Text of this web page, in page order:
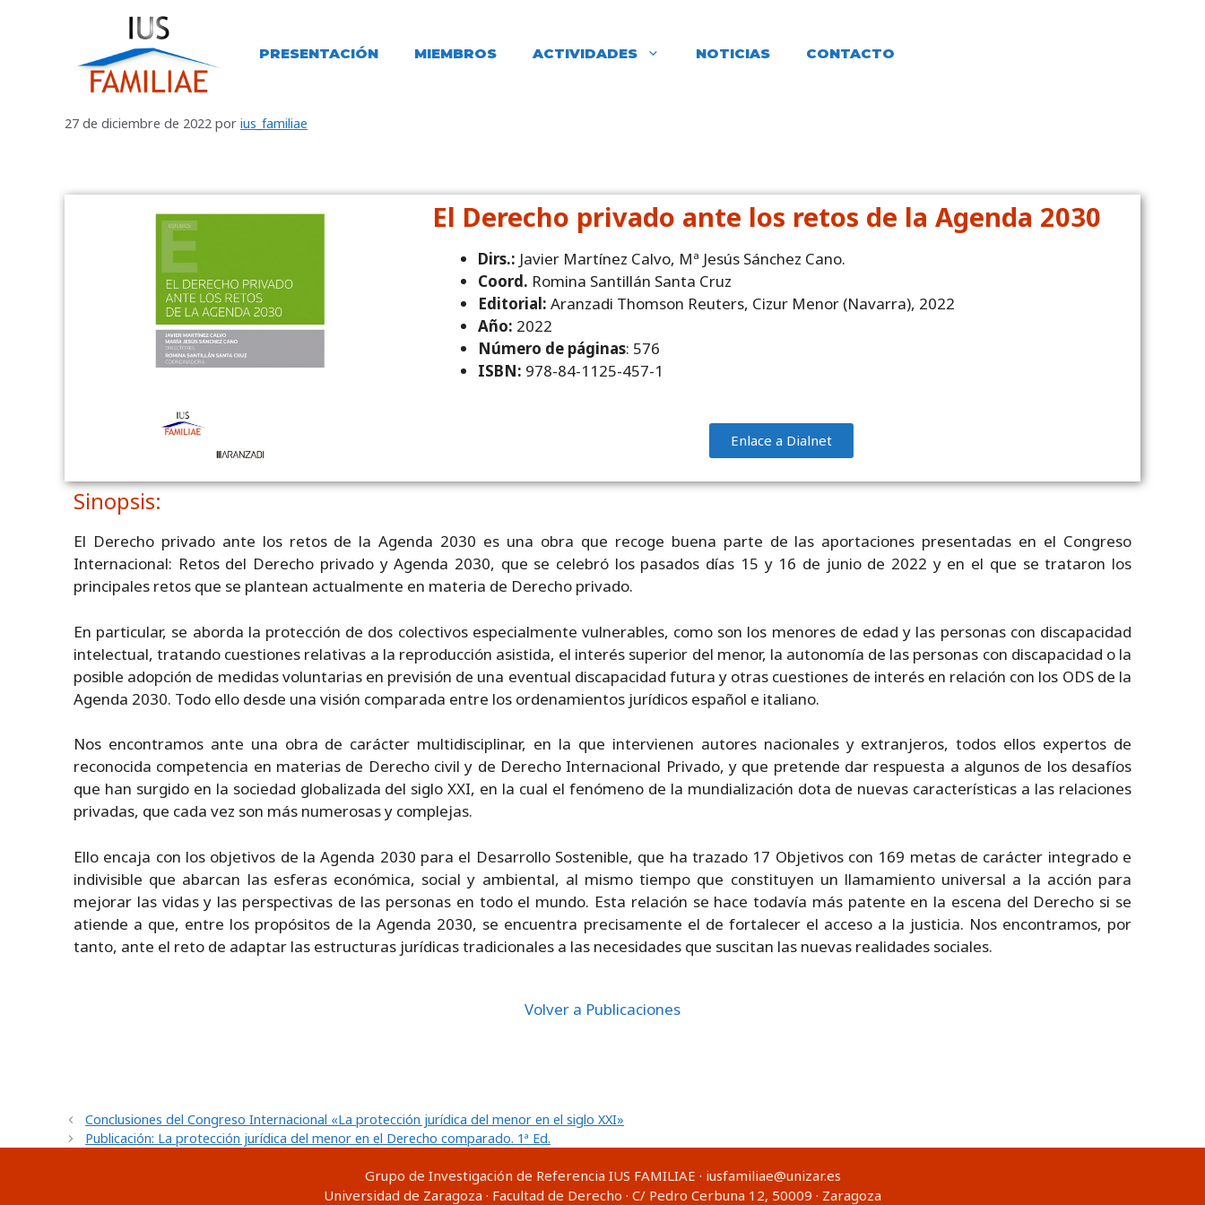
PRESENTACIÓN MIEMBROS ACTIVIDADES NOTICIAS CONTACTO
27 de diciembre de 2022 por ius_familiae
El Derecho privado ante los retos de la Agenda 2030
Dirs.: Javier Martínez Calvo, Mª Jesús Sánchez Cano.
Coord. Romina Santillán Santa Cruz
Editorial: Aranzadi Thomson Reuters, Cizur Menor (Navarra), 2022
Año: 2022
Número de páginas: 576
ISBN: 978-84-1125-457-1
Enlace a Dialnet
Sinopsis:
El Derecho privado ante los retos de la Agenda 2030 es una obra que recoge buena parte de las aportaciones presentadas en el Congreso
Internacional: Retos del Derecho privado y Agenda 2030, que se celebró los pasados días 15 y 16 de junio de 2022 y en el que se trataron los
principales retos que se plantean actualmente en materia de Derecho privado.
En particular, se aborda la protección de dos colectivos especialmente vulnerables, como son los menores de edad y las personas con discapacidad
intelectual, tratando cuestiones relativas a la reproducción asistida, el interés superior del menor, la autonomía de las personas con discapacidad o la
posible adopción de medidas voluntarias en previsión de una eventual discapacidad futura y otras cuestiones de interés en relación con los ODS de la
Agenda 2030. Todo ello desde una visión comparada entre los ordenamientos jurídicos español e italiano.
Nos encontramos ante una obra de carácter multidisciplinar, en la que intervienen autores nacionales y extranjeros, todos ellos expertos de
reconocida competencia en materias de Derecho civil y de Derecho Internacional Privado, y que pretende dar respuesta a algunos de los desafíos
que han surgido en la sociedad globalizada del siglo XXI, en la cual el fenómeno de la mundialización dota de nuevas características a las relaciones
privadas, que cada vez son más numerosas y complejas.
Ello encaja con los objetivos de la Agenda 2030 para el Desarrollo Sostenible, que ha trazado 17 Objetivos con 169 metas de carácter integrado e
indivisible que abarcan las esferas económica, social y ambiental, al mismo tiempo que constituyen un llamamiento universal a la acción para
mejorar las vidas y las perspectivas de las personas en todo el mundo. Esta relación se hace todavía más patente en la escena del Derecho si se
atiende a que, entre los propósitos de la Agenda 2030, se encuentra precisamente el de fortalecer el acceso a la justicia. Nos encontramos, por
tanto, ante el reto de adaptar las estructuras jurídicas tradicionales a las necesidades que suscitan las nuevas realidades sociales.
Volver a Publicaciones
Conclusiones del Congreso Internacional «La protección jurídica del menor en el siglo XXI»
Publicación: La protección jurídica del menor en el Derecho comparado. 1ª Ed.
Grupo de Investigación de Referencia IUS FAMILIAE · iusfamiliae@unizar.es
Universidad de Zaragoza · Facultad de Derecho · C/ Pedro Cerbuna 12, 50009 · Zaragoza